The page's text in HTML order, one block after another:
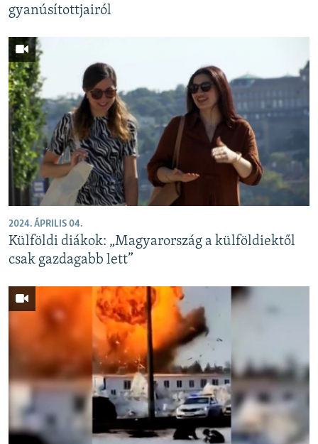
gyanúsítottjairól
2024. ÁPRILIS 04.
Külföldi diákok: „Magyarország a külföldiektől
csak gazdagabb lett”